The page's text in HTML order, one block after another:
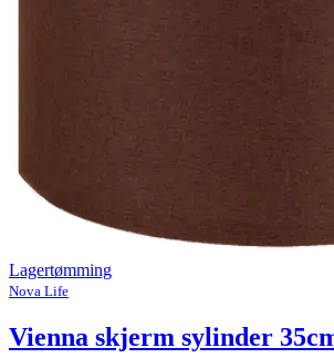
Lagertømming
Nova Life
Vienna skjerm sylinder